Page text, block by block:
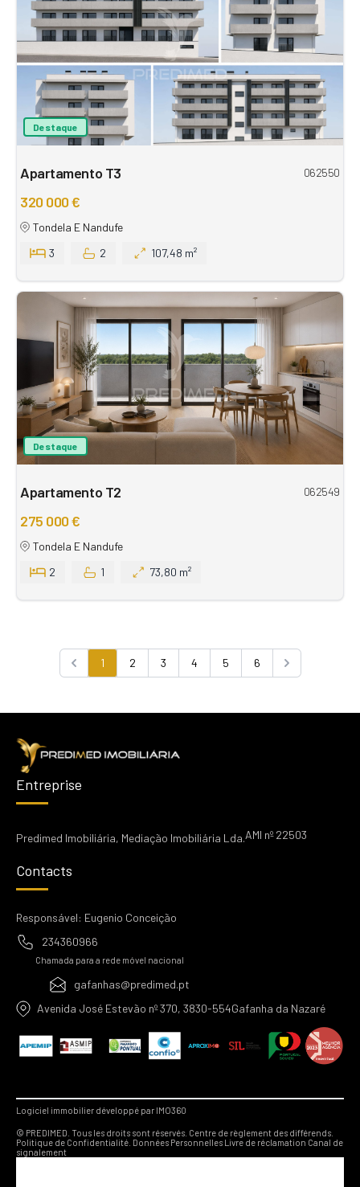
Destaque
Apartamento T3 062550
320 000 €
Tondela E Nandufe
3
2 107,48 m²
Destaque
Apartamento T2 062549
275 000 €
Tondela E Nandufe
2
1 73,80 m²
Previous
1 2 3 4 5 6
Next
Entreprise
Predimed Imobiliária, Mediação Imobiliária Lda.AMI nº 22503
Contacts
Responsável: Eugenio Conceição
234360966
Chamada para a rede móvel nacional
gafanhas@predimed.pt
Avenida José Estevão nº 370, 3830-554Gafanha da Nazaré
Logiciel immobilier développé par IMO360
© PREDIMED. Tous les droits sont réservés. Centre de règlement des différends.
Politique de Confidentialité. Données PersonnellesLivre de réclamation Canal de
signalement